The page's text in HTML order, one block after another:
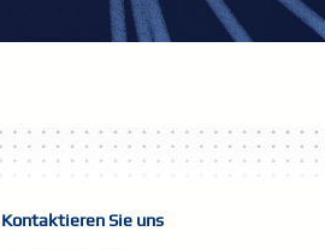
Kontaktieren Sie uns